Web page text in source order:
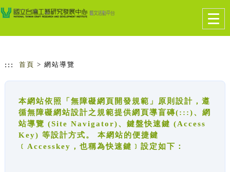
跳到主要內容
網站導覽
::: 首頁 > 網站導覽
本網站依照「無障礙網頁開發規範」原則設計，遵
循無障礙網站設計之規範提供網頁導盲磚(:::)、網
站導覽 (Site Navigator)、鍵盤快速鍵 (Access
Key) 等設計方式。 本網站的便捷鍵
﹝Accesskey，也稱為快速鍵﹞設定如下：